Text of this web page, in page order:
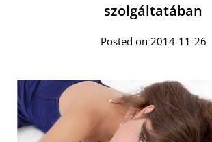
szolgáltatában
Posted on 2014-11-26